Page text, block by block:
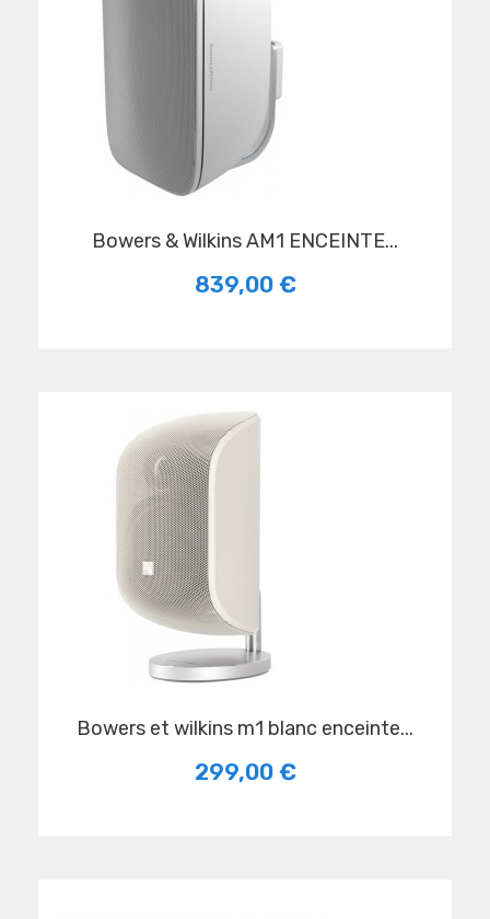
Bowers & Wilkins AM1 ENCEINTE...
839,00 €
bowers et wilkins m1 blanc enceinte...
299,00 €